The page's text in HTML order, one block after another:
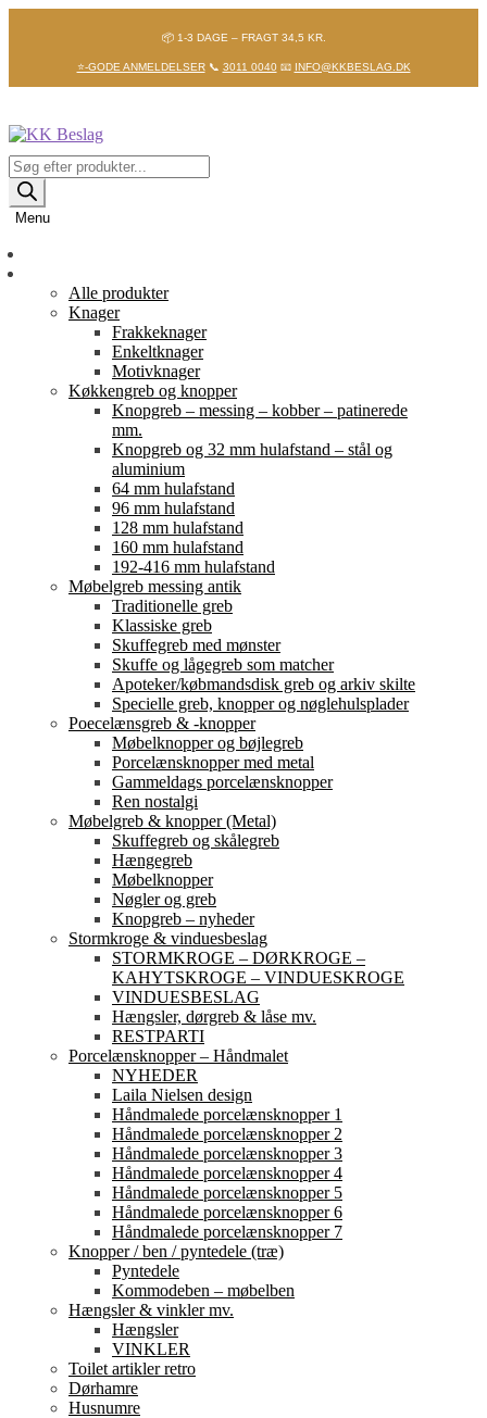
📦 1-3 DAGE – FRAGT 34,5 KR.
⭐-GODE ANMELDELSER📞 3011 0040📧 INFO@KKBESLAG.DK
Spring
til
navigation
Spring
til
indhold
Products
search
Menu
Alle produkter
Knager
Frakkeknager
Enkeltknager
Motivknager
Køkkengreb og knopper
Knopgreb – messing – kobber – patinerede
mm.
Knopgreb og 32 mm hulafstand – stål og
aluminium
64 mm hulafstand
96 mm hulafstand
128 mm hulafstand
160 mm hulafstand
192-416 mm hulafstand
Møbelgreb messing antik
Traditionelle greb
Klassiske greb
Skuffegreb med mønster
Skuffe og lågegreb som matcher
Apoteker/købmandsdisk greb og arkiv skilte
Specielle greb, knopper og nøglehulsplader
Poecelænsgreb & -knopper
Møbelknopper og bøjlegreb
Porcelænsknopper med metal
Gammeldags porcelænsknopper
Ren nostalgi
Møbelgreb & knopper (Metal)
Skuffegreb og skålegreb
Hængegreb
Møbelknopper
Nøgler og greb
Knopgreb – nyheder
Stormkroge & vinduesbeslag
STORMKROGE – DØRKROGE –
KAHYTSKROGE – VINDUESKROGE
VINDUESBESLAG
Hængsler, dørgreb & låse mv.
RESTPARTI
Porcelænsknopper – Håndmalet
NYHEDER
Laila Nielsen design
Håndmalede porcelænsknopper 1
Håndmalede porcelænsknopper 2
Håndmalede porcelænsknopper 3
Håndmalede porcelænsknopper 4
Håndmalede porcelænsknopper 5
Håndmalede porcelænsknopper 6
Håndmalede porcelænsknopper 7
Knopper / ben / pyntedele (træ)
Pyntedele
Kommodeben – møbelben
Hængsler & vinkler mv.
Hængsler
VINKLER
Toilet artikler retro
Dørhamre
Husnumre